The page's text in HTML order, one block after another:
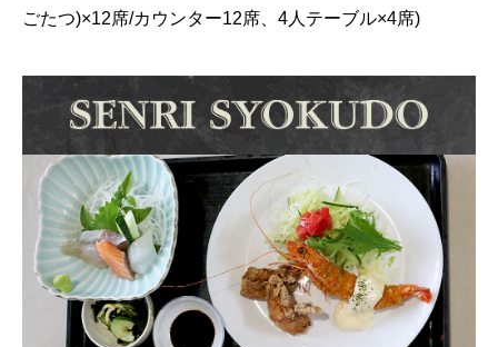
ごたつ)×12席/カウンター12席、4人テーブル×4席)